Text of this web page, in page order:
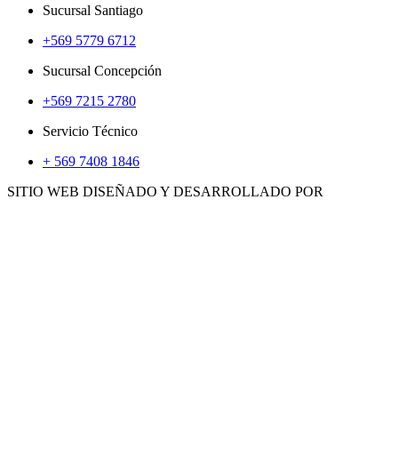
Sucursal Santiago
+569 5779 6712
Sucursal Concepción
+569 7215 2780
Servicio Técnico
+ 569 7408 1846
SITIO WEB DISEÑADO Y DESARROLLADO POR